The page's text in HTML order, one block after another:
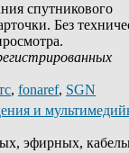
спутникового
Без
, fonaref, SGN
и
эфирных,